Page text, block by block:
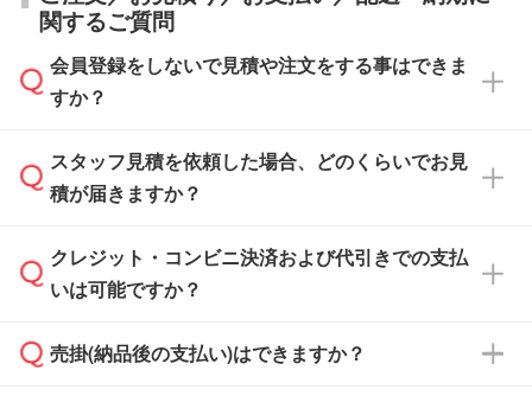
関するご質問
会員登録をしないで見積や注文をする事はできま
すか？
可能です。見積・注文フォームにて『ゲストの
まま進む』ボタンからお進みのうえ、ご依頼く
スタッフ見積を依頼した場合、どのくらいでお見
積が届きますか？
通常、翌営業日までにお送りしております。混
雑状況によっては、お時間をいただくこともご
依頼いただいた場合は、翌営業日以降のご連絡
クレジット・コンビニ決済および代引きでの支払
いは可能ですか？
銀行振込のみのご対応となります。
売掛(納品後の支払い)はできますか？